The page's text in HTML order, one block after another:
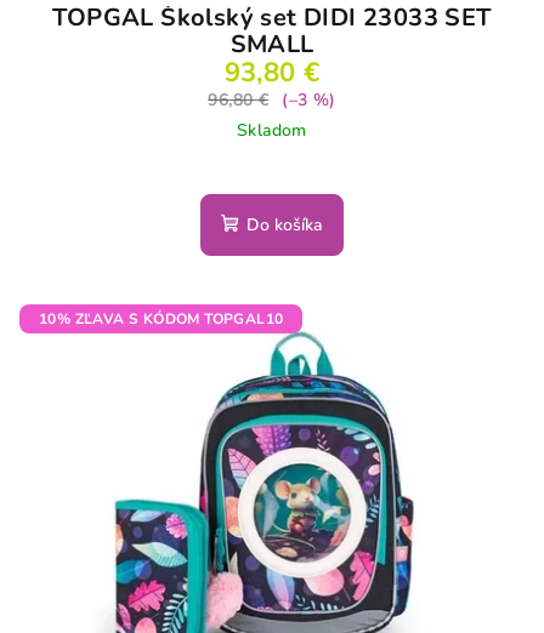
TOPGAL Školský set DIDI 23033 SET
SMALL
93,80 €
96,80 €
(–3 %)
Skladom
Do košíka
10% ZĽAVA S KÓDOM TOPGAL10